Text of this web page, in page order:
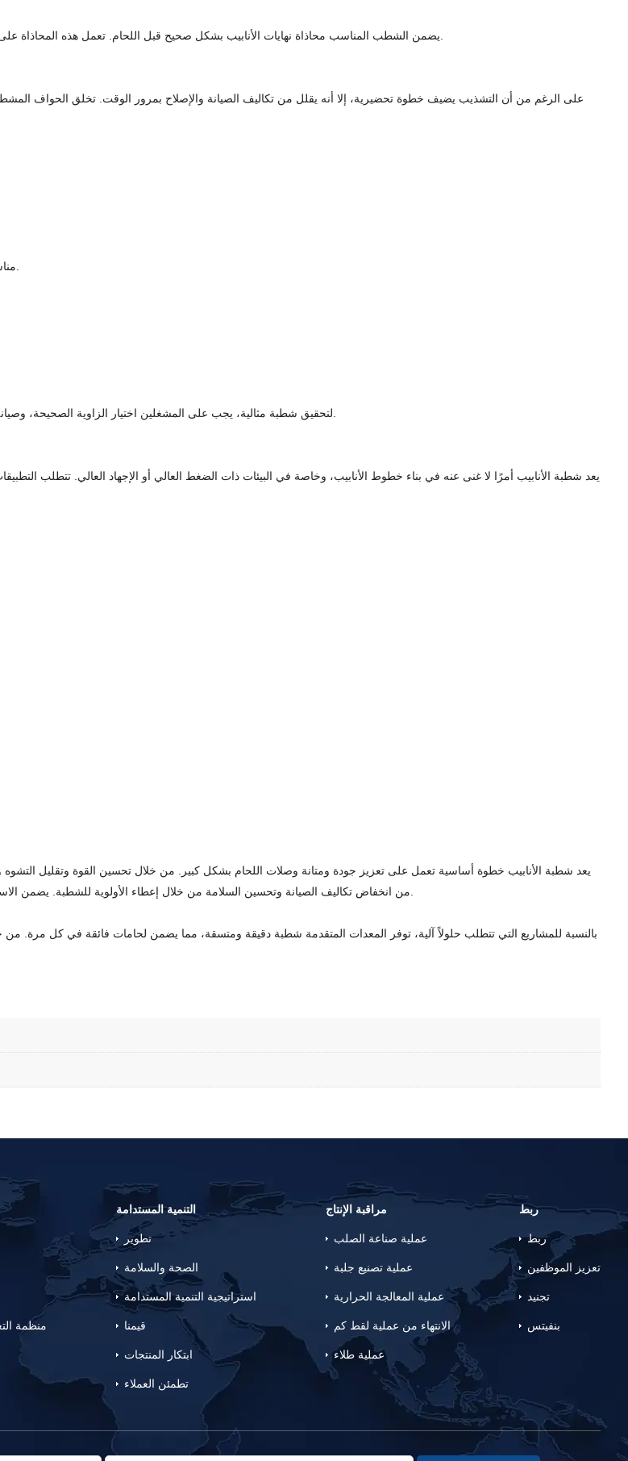
على الرغم من أن التشذيب يضيف خطوة تحضيرية، إلا أنه يقلل من تكاليف الصيانة والإصلاح بمرور الوقت. تخلق الحواف
يعد شطبة الأنابيب أمرًا لا غنى عنه في بناء خطوط الأنابيب، وخاصة في البيئات ذات الضغط العالي أو الإجهاد العالي. تتطلب
يعد شطبة الأنابيب خطوة أساسية تعمل على تعزيز جودة ومتانة وصلات اللحام بشكل كبير. من خلال تحسين القوة وتقليل التشوه
بالنسبة للمشاريع التي تتطلب حلولاً آلية، توفر المعدات المتقدمة شطبة دقيقة ومتسقة، مما يضمن لحامات فائقة في كل مرة. من
منظمة
التنمية المستدامة
تطوير
الصحة والسلامة
استراتيجية التنمية المستدامة
قيمنا
ابتكار المنتجات
تطمئن العملاء
مراقبة الإنتاج
عملية صناعة الصلب
عملية تصنيع جلبة
عملية المعالجة الحرارية
الانتهاء من عملية لقط كم
عملية طلاء
ربط
ربط
تعزيز الموظفين
تجنيد
بنفيتس